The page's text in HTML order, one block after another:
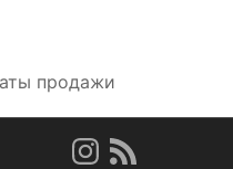
продажи